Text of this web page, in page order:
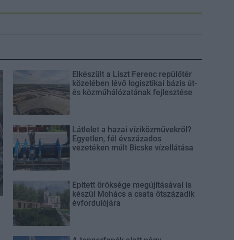
Elkészült a Liszt Ferenc repülőtér
közelében lévő logisztikai bázis út-
és közműhálózatának fejlesztése
Látlelet a hazai víziközművekről?
Egyetlen, fél évszázados
vezetéken múlt Bicske vízellátása
Épített öröksége megújításával is
készül Mohács a csata ötszázadik
évfordulójára